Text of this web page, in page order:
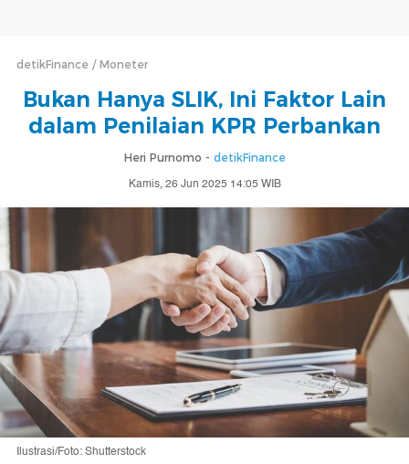
detikFinance Moneter
Bukan Hanya SLIK, Ini Faktor Lain
dalam Penilaian KPR Perbankan
Heri Purnomo - detikFinance
Kamis, 26 Jun 2025 14:05 WIB
Ilustrasi/Foto: Shutterstock